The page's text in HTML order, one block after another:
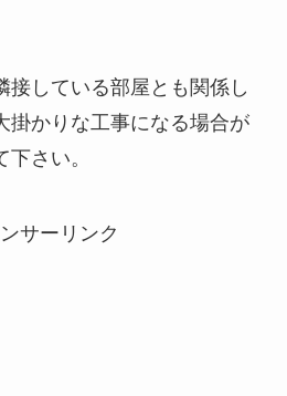
接している部屋とも関係し
掛かりな工事になる場合が
さい。
サーリンク